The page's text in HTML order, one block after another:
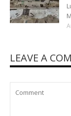
LEAVE A